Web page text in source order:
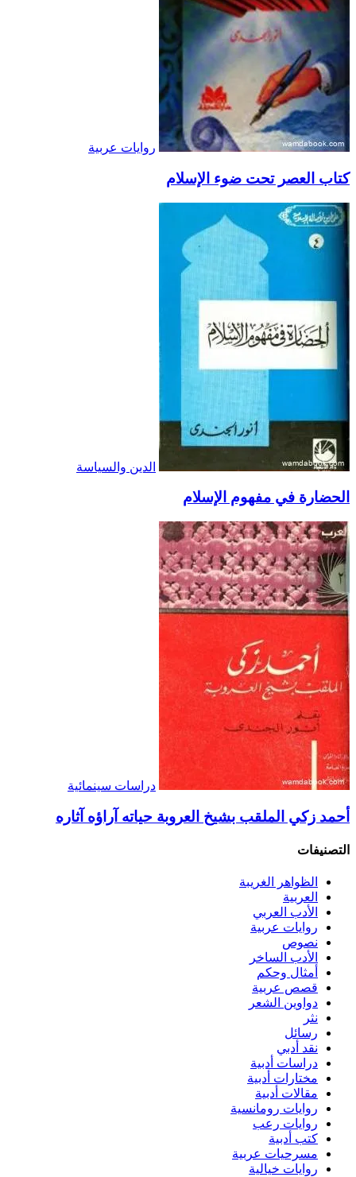
روايات عربية
كتاب العصر تحت ضوء الإسلام
الدين والسياسة
الحضارة في مفهوم الإسلام
دراسات سينمائية
أحمد زكي الملقب بشيخ العروبة حياته آراؤه آثاره
التصنيفات
الظواهر الغريبة‏
العربية
الأدب العربي
روايات عربية
نصوص
الأدب الساخر
أمثال وحكم
قصص عربية
دواوين الشعر
نثر
رسائل
نقد أدبي
دراسات أدبية
مختارات أدبية
مقالات أدبية
روايات رومانسية
روايات رعب
كتب أدبية
مسرحيات عربية
روايات خيالية